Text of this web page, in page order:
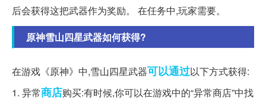
后会获得这把武器作为奖励。 在任务中,玩家需要。
原神雪山四星武器如何获得?
在游戏《原神》中,雪山四星武器可以通过以下方式获得:
1. 异常商店购买:有时候,你可以在游戏中的“异常商店”中找